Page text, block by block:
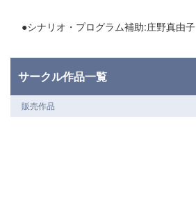
●シナリオ・プログラム補助:庄野真由子
サークル作品一覧
販売作品